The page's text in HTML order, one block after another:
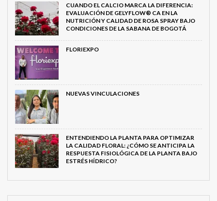
CUANDO EL CALCIO MARCA LA DIFERENCIA:
EVALUACIÓN DE GELYFLOW® CA EN LA
NUTRICIÓN Y CALIDAD DE ROSA SPRAY BAJO
CONDICIONES DE LA SABANA DE BOGOTÁ
FLORIEXPO
NUEVAS VINCULACIONES
ENTENDIENDO LA PLANTA PARA OPTIMIZAR
LA CALIDAD FLORAL: ¿CÓMO SE ANTICIPA LA
RESPUESTA FISIOLÓGICA DE LA PLANTA BAJO
ESTRÉS HÍDRICO?